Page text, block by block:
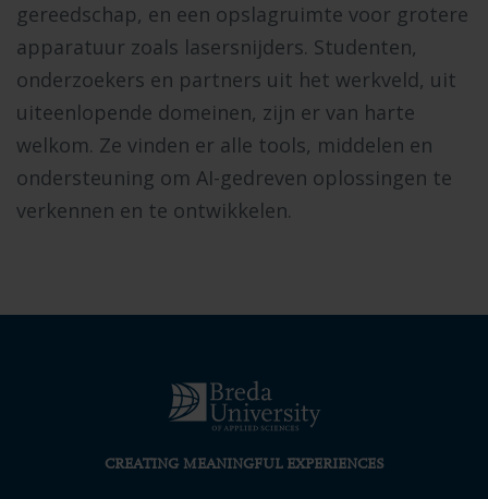
gereedschap, en een opslagruimte voor grotere
apparatuur zoals lasersnijders. Studenten,
onderzoekers en partners uit het werkveld, uit
uiteenlopende domeinen, zijn er van harte
welkom. Ze vinden er alle tools, middelen en
ondersteuning om AI-gedreven oplossingen te
verkennen en te ontwikkelen.
CREATING MEANINGFUL EXPERIENCES